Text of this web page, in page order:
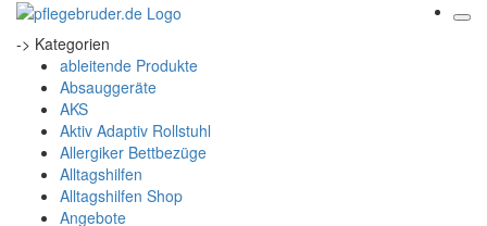
-> Kategorien
ableitende Produkte
Absauggeräte
AKS
Aktiv Adaptiv Rollstuhl
Allergiker Bettbezüge
Alltagshilfen
Alltagshilfen Shop
Angebote